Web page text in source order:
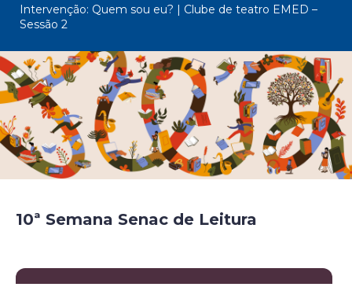
Intervenção: Quem sou eu? | Clube de teatro EMED –
Sessão 2
10ª Semana Senac de Leitura